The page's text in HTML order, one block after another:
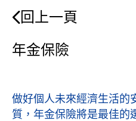
回上一頁
年金保險
做好個人未來經濟生活的
質，年金保險將是最佳的